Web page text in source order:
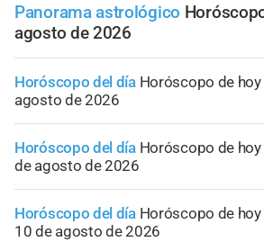
Panorama astrológico
agosto de 2026
Horóscopo del día Horóscopo de
agosto de 2026
Horóscopo del día Horóscopo de
de agosto de 2026
Horóscopo del día Horóscopo de
10 de agosto de 2026